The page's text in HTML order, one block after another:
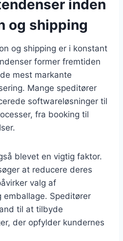
inden
og shipping
og shipping er i konstant
former fremtiden
mest markante
Mange speditører
softwareløsninger til
fra booking til
blevet en vigtig faktor.
at reducere deres
valg af
Speditører
til at tilbyde
der opfylder kundernes